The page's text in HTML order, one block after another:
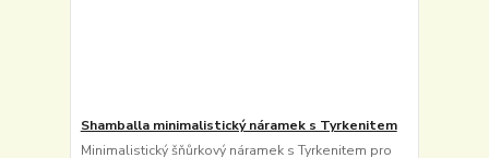
Shamballa minimalistický náramek s Tyrkenitem
Minimalistický šňůrkový náramek s Tyrkenitem pro